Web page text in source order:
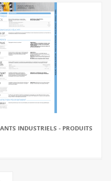
INDUSTRIELS - PRODUITS